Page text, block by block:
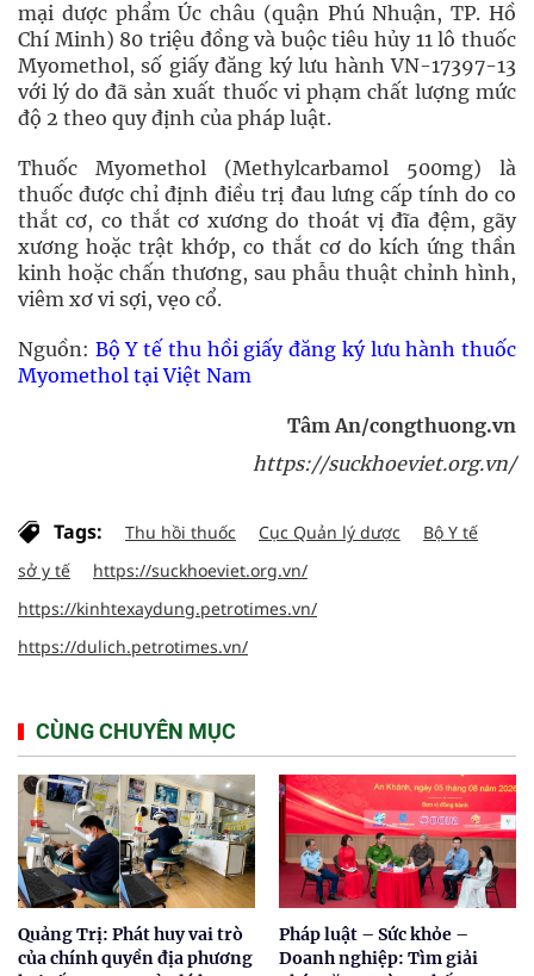
mại dược phẩm Úc châu (quận Phú Nhuận, TP. Hồ
Chí Minh) 80 triệu đồng và buộc tiêu hủy 11 lô thuốc
Myomethol, số giấy đăng ký lưu hành VN-17397-13
với lý do đã sản xuất thuốc vi phạm chất lượng mức
độ 2 theo quy định của pháp luật.
Thuốc Myomethol (Methylcarbamol 500mg) là
thuốc được chỉ định điều trị đau lưng cấp tính do co
thắt cơ, co thắt cơ xương do thoát vị đĩa đệm, gãy
xương hoặc trật khớp, co thắt cơ do kích ứng thần
kinh hoặc chấn thương, sau phẫu thuật chỉnh hình,
viêm xơ vi sợi, vẹo cổ.
Nguồn: Bộ Y tế thu hồi giấy đăng ký lưu hành thuốc
Myomethol tại Việt Nam
Tâm An/congthuong.vn
https://suckhoeviet.org.vn/
Tags: Thu hồi thuốc Cục Quản lý dược
Bộ Y tế
sở y tế
https://suckhoeviet.org.vn/
https://kinhtexaydung.petrotimes.vn/
https://dulich.petrotimes.vn/
CÙNG CHUYÊN MỤC
Quảng Trị: Phát huy vai trò
của chính quyền địa phương
Pháp luật – Sức khỏe –
Doanh nghiệp: Tìm giải